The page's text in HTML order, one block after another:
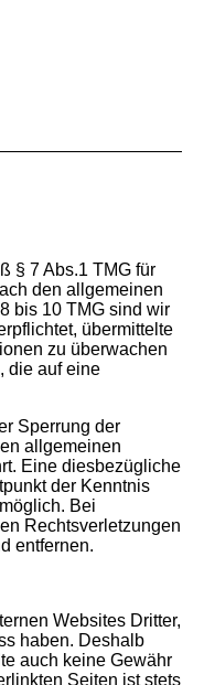
§ 7 Abs.1 TMG für
den allgemeinen
bis 10 TMG sind wir
übermittelte
zu überwachen
die auf eine
Sperrung der
allgemeinen
Eine diesbezügliche
der Kenntnis
Bei
Rechtsverletzungen
entfernen.
Websites Dritter,
haben. Deshalb
auch keine Gewähr
Seiten ist stets